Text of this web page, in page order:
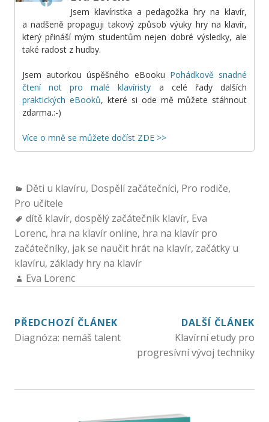
Jsem klavíristka a pedagožka hry na klavír,
a nadšeně propaguji takový způsob výuky hry na klavír,
který přináší mým studentům nejen dobré výsledky, ale
také radost z hudby.
Jsem autorkou úspěšného eBooku Pohádkově snadné
čtení not pro malé klavíristy a celé řady dalších
praktických eBooků, které si ode mě můžete stáhnout
zdarma.:-)
Více o mně se můžete dočíst ZDE >>
Děti u klavíru, Dospělí začátečníci, Pro rodiče,
Pro učitele
dítě klavír, dospělý začátečník klavír, Eva
Lorenc, hra na klavír online, hra na klavír pro
začátečníky, jak se naučit hrát na klavír, začátky u
klavíru, základy hry na klavír
Eva Lorenc
PŘEDCHOZÍ ČLÁNEK
Diagnóza: nemáš talent
DALŠÍ ČLÁNEK
Klavírní etudy pro
progresívní vývoj techniky